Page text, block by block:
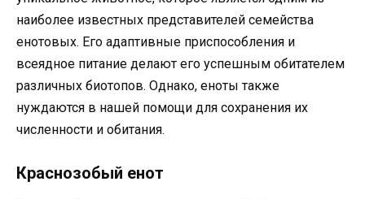
наиболее известных представителей семейства
енотовых. Его адаптивные приспособления и
всеядное питание делают его успешным обитателем
различных биотопов. Однако, еноты также
нуждаются в нашей помощи для сохранения их
численности и обитания.
Краснозобый енот